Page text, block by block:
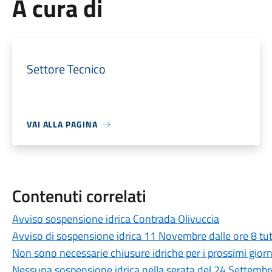
A cura di
Settore Tecnico
VAI ALLA PAGINA
Contenuti correlati
Avviso sospensione idrica Contrada Olivuccia
Avviso di sospensione idrica 11 Novembre dalle ore 8
Non sono necessarie chiusure idriche per i prossimi